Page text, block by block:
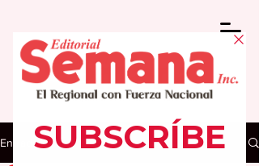
Entrada